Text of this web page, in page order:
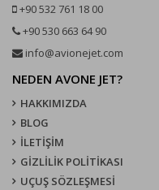
+90 532 761 18 00
+90 530 663 64 90
info@avionejet.com
NEDEN AVONE JET?
HAKKIMIZDA
BLOG
İLETİŞİM
GİZLİLİK POLİTİKASI
UÇUŞ SÖZLEŞMESI